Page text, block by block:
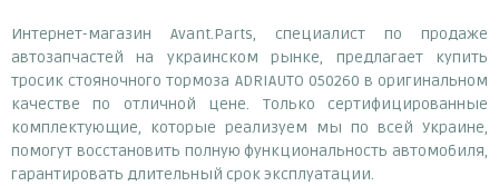
Интернет-магазин Avant.Parts, специалист по продаже
автозапчастей на украинском рынке, предлагает купить
тросик стояночного тормоза ADRIAUTO 050260 в оригинальном
качестве по отличной цене. Только сертифицированные
комплектующие, которые реализуем мы по всей Украине,
помогут восстановить полную функциональность автомобиля,
гарантировать длительный срок эксплуатации.